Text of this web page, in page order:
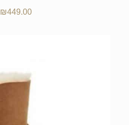
₪449.00